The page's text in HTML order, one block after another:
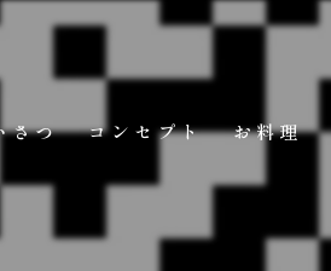
さつ コンセプト お料理